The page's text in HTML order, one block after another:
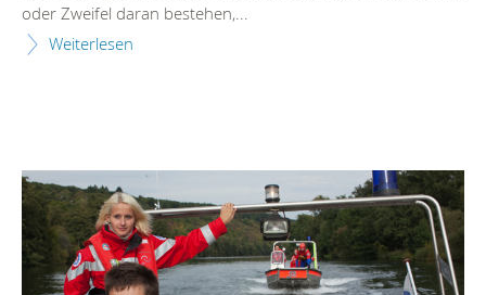
oder Zweifel daran bestehen,...
Weiterlesen